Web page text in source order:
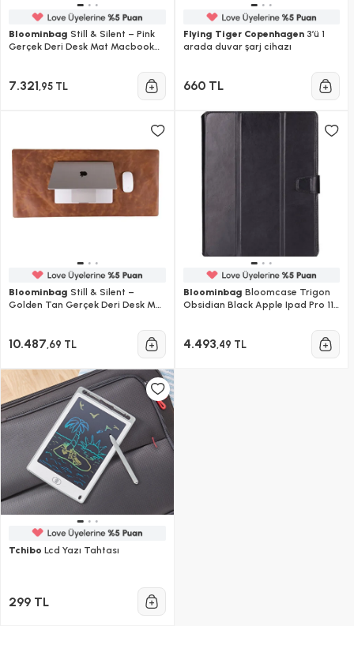
Bloominbag Still & Silent – Pink
Gerçek Deri Desk Mat Macbook
7.321,95 TL
Flying Tiger Copenhagen3’ü 1
arada duvar şarj cihazı
660 TL
Bloominbag Still & Silent –
Golden Tan Gerçek Deri Desk Mat
10.487,69 TL
Bloominbag Bloomcase Trigon
Obsidian Black Apple Ipad Pro 11"
4.493,49 TL
Tchibo Lcd Yazı Tahtası
299 TL